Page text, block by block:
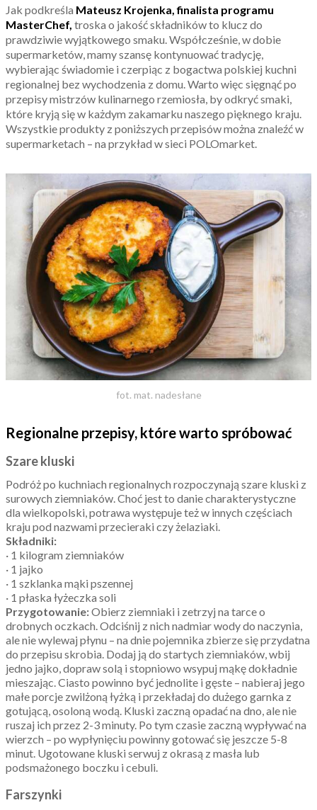
Jak podkreśla Mateusz Krojenka, finalista programu
MasterChef, troska o jakość składników to klucz do
prawdziwie wyjątkowego smaku. Współcześnie, w dobie
supermarketów, mamy szansę kontynuować tradycję,
wybierając świadomie i czerpiąc z bogactwa polskiej kuchni
regionalnej bez wychodzenia z domu. Warto więc sięgnąć po
przepisy mistrzów kulinarnego rzemiosła, by odkryć smaki,
które kryją się w każdym zakamarku naszego pięknego kraju.
Wszystkie produkty z poniższych przepisów można znaleźć w
supermarketach – na przykład w sieci POLOmarket.
fot. mat. nadesłane
Regionalne przepisy, które warto spróbować
Szare kluski
Podróż po kuchniach regionalnych rozpoczynają szare kluski z
surowych ziemniaków. Choć jest to danie charakterystyczne
dla wielkopolski, potrawa występuje też w innych częściach
kraju pod nazwami przecieraki czy żelaziaki.
Składniki:
· 1 kilogram ziemniaków
· 1 jajko
· 1 szklanka mąki pszennej
· 1 płaska łyżeczka soli
Przygotowanie:Obierz ziemniaki i zetrzyj na tarce o
drobnych oczkach. Odciśnij z nich nadmiar wody do naczynia,
ale nie wylewaj płynu – na dnie pojemnika zbierze się przydatna
do przepisu skrobia. Dodaj ją do startych ziemniaków, wbij
jedno jajko, dopraw solą i stopniowo wsypuj mąkę dokładnie
mieszając. Ciasto powinno być jednolite i gęste – nabieraj jego
małe porcje zwilżoną łyżką i przekładaj do dużego garnka z
gotującą, osoloną wodą. Kluski zaczną opadać na dno, ale nie
ruszaj ich przez 2-3 minuty. Po tym czasie zaczną wypływać na
wierzch – po wypłynięciu powinny gotować się jeszcze 5-8
minut. Ugotowane kluski serwuj z okrasą z masła lub
podsmażonego boczku i cebuli.
Farszynki